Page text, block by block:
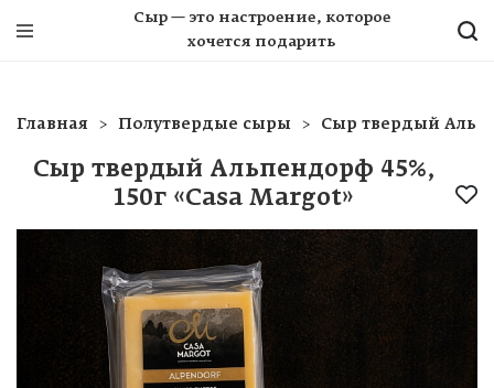
Сыр — это настроение, которое
хочется подарить
Главная Полутвердые сыры Сыр твердый
Сыр твердый Альпендорф 45%,
150г «Casa Margot»